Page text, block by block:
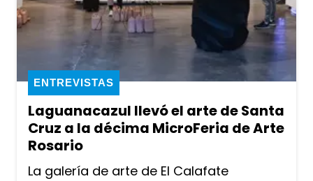
Laguanacazul llevó el arte de Santa
Cruz a la décima MicroFeria de Arte
Rosario
ENTREVISTAS
La galería de arte de El Calafate